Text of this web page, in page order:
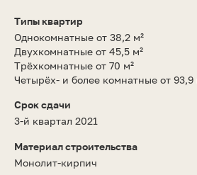
Типы квартир
Однокомнатные от 38,2 м²
Двухкомнатные от 45,5 м²
Трёхкомнатные от 70 м²
Четырёх- и более комнатные от 93,9
Срок сдачи
3-й квартал 2021
Материал строительства
Монолит-кирпич